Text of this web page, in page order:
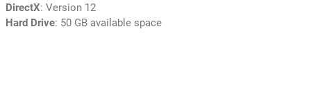
DirectX: Version 12
Hard Drive: 50 GB available space